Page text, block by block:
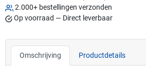
2.000+ bestellingen verzonden
Op voorraad — Direct leverbaar
Omschrijving Productdetails